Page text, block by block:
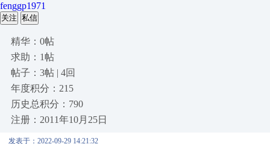
fenggp1971
关注 私信
精华：0帖
求助：1帖
帖子：3帖 | 4回
年度积分：215
历史总积分：790
注册：2011年10月25日
发表于：2022-09-29 14:21:32